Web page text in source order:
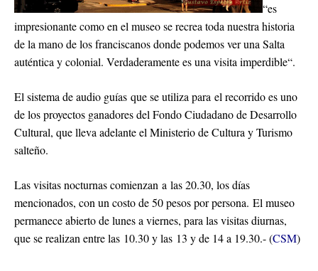
“es
impresionante como en el museo se recrea toda nuestra historia
de la mano de los franciscanos donde podemos ver una Salta
auténtica y colonial. Verdaderamente es una visita imperdible“.
El sistema de audio guías que se utiliza para el recorrido es uno
de los proyectos ganadores del Fondo Ciudadano de Desarrollo
Cultural, que lleva adelante el Ministerio de Cultura y Turismo
salteño.
Las visitas nocturnas comienzan a las 20.30, los días
mencionados, con un costo de 50 pesos por persona. El museo
permanece abierto de lunes a viernes, para las visitas diurnas,
que se realizan entre las 10.30 y las 13 y de 14 a 19.30.- (CSM)